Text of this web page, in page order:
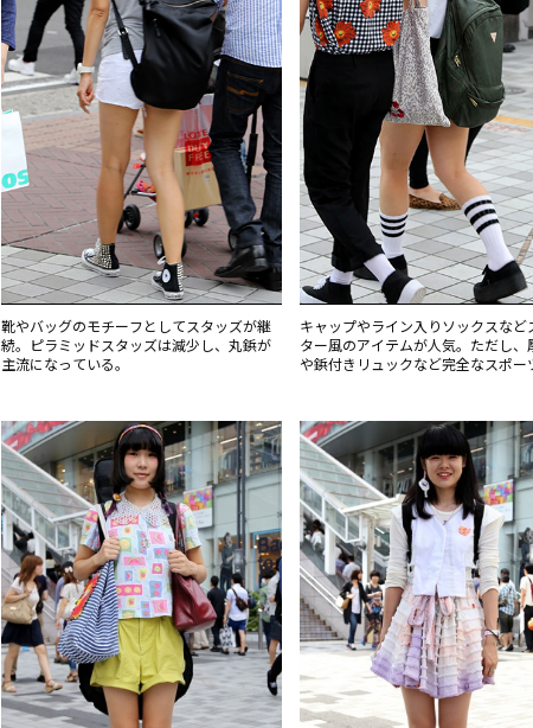
靴やバッグのモチーフとしてスタッズが継
続。ピラミッドスタッズは減少し、丸鋲が
主流になっている。
キャップやライン入りソックスなど
ター風のアイテムが人気。ただし、
や鋲付きリュックなど完全なスポー